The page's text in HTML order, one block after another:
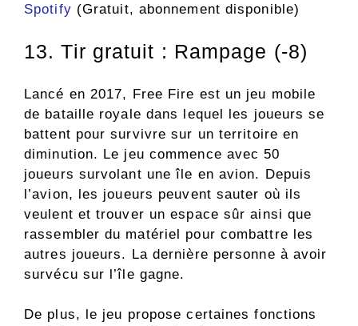
Spotify (Gratuit, abonnement disponible)
13. Tir gratuit : Rampage (-8)
Lancé en 2017, Free Fire est un jeu mobile
de bataille royale dans lequel les joueurs se
battent pour survivre sur un territoire en
diminution. Le jeu commence avec 50
joueurs survolant une île en avion. Depuis
l’avion, les joueurs peuvent sauter où ils
veulent et trouver un espace sûr ainsi que
rassembler du matériel pour combattre les
autres joueurs. La dernière personne à avoir
survécu sur l’île gagne.
De plus, le jeu propose certaines fonctions